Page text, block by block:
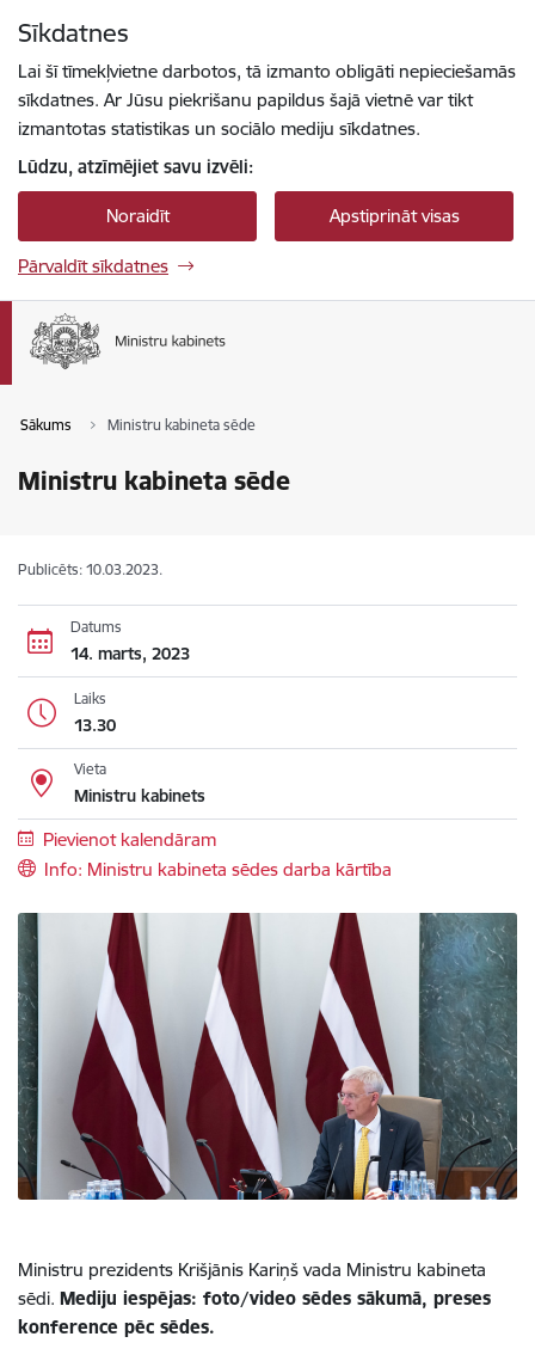
Sīkdatnes
Lai šī tīmekļvietne darbotos, tā izmanto obligāti nepieciešamās
sīkdatnes. Ar Jūsu piekrišanu papildus šajā vietnē var tikt
izmantotas statistikas un sociālo mediju sīkdatnes.
Lūdzu, atzīmējiet savu izvēli:
Noraidīt Apstiprināt visas
Pārvaldīt sīkdatnes
Sākums Ministru kabineta sēde
Ministru kabineta sēde
Publicēts: 10.03.2023.
Datums
14. marts, 2023
Laiks
13.30
Vieta
Ministru kabinets
Pievienot kalendāram
Info: Ministru kabineta sēdes darba kārtība
Ministru prezidents Krišjānis Kariņš vada Ministru kabineta
sēdi. Mediju iespējas: foto/video sēdes sākumā, preses
konference pēc sēdes.